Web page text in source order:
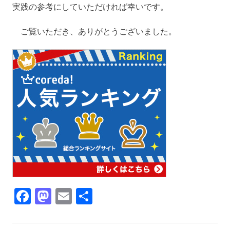
実践の参考にしていただければ幸いです。
ご覧いただき、ありがとうございました。
Facebook
Mastodon
Email